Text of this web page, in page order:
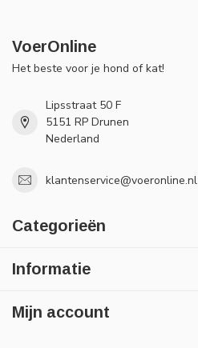
VoerOnline
Het beste voor je hond of kat!
Lipsstraat 50 F
5151 RP Drunen
Nederland
klantenservice@voeronline.nl
Categorieën
Informatie
Mijn account